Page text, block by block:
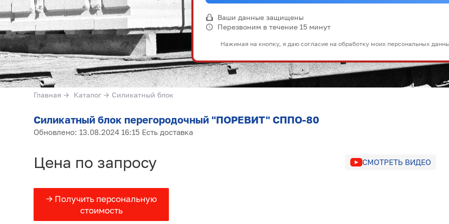
Ваши данные защищены
Перезвоним в течение 15 минут
Нажимая на кнопку, я даю согласие на обработку моих персональных
Главная → Каталог → Силикатный блок
Силикатный блок перегородочный "ПОРЕВИТ" СППО-80
Обновлено: 13.08.2024 16:15 Есть доставка
Цена по запросу
→ Получить персональную
стоимость
СМОТРЕТЬ ВИДЕО